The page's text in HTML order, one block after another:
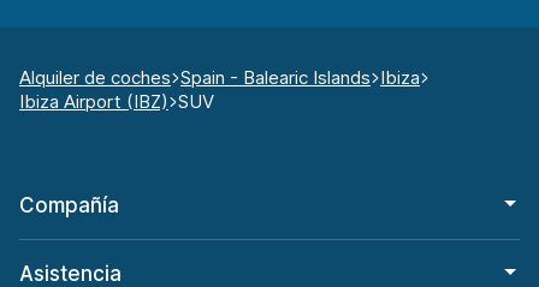
Alquiler de coches Spain - Balearic Islands Ibiza
Ibiza Airport (IBZ) SUV
Compañía
Asistencia